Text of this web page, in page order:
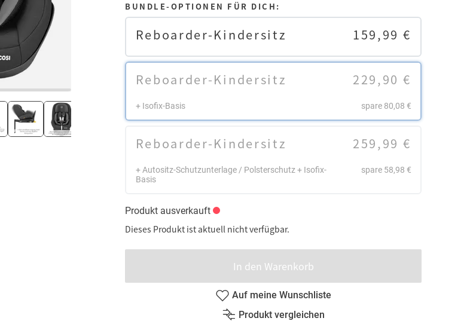
BUNDLE-OPTIONEN FÜR DICH:
Reboarder-Kindersitz 159,99 €
Reboarder-Kindersitz
+ Isofix-Basis
229,90 €
spare 80,08 €
Reboarder-Kindersitz
+ Autositz-Schutzunterlage / Polsterschutz + Isofix-
Basis
259,99 €
spare 58,98 €
Produkt ausverkauft
Dieses Produkt ist aktuell nicht verfügbar.
In den Warenkorb
Auf meine Wunschliste
Produkt vergleichen